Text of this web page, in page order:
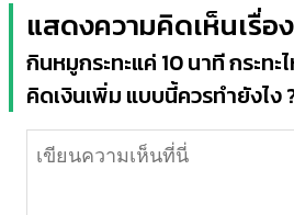
แสดงความคิดเห็นเรื่อง
กินหมูกระทะแค่ 10 นาที กระท
คิดเงินเพิ่ม แบบนี้ควรทำยังไง